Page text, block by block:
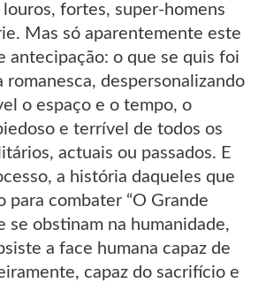
louros, fortes, super-homens
Mas só aparentemente este
antecipação: o que se quis foi
romanesca, despersonalizando
o espaço e o tempo, o
e terrível de todos os
actuais ou passados. E
a história daqueles que
para combater “O Grande
se obstinam na humanidade,
a face humana capaz de
capaz do sacrifício e